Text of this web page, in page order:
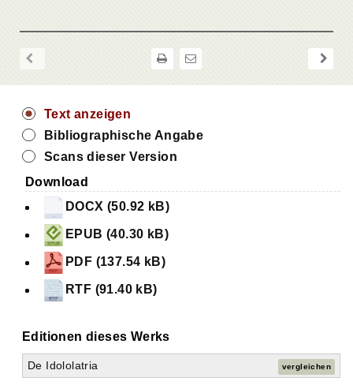
Text anzeigen
Bibliographische Angabe
Scans dieser Version
Download
DOCX (50.92 kB)
EPUB (40.30 kB)
PDF (137.54 kB)
RTF (91.40 kB)
Editionen dieses Werks
De Idololatria vergleichen